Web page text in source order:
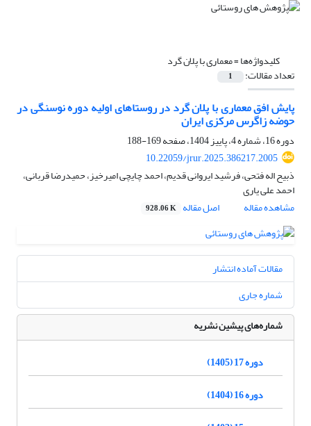
کلیدواژه‌ها =معماری با پلان گرد
تعداد مقالات: 1
پایش افق معماری با پلان گرد در روستاهای اولیه دوره‌ نوسنگی در
حوضه زاگرس مرکزی ایران
دوره 16، شماره 4، پاییز 1404، صفحه
169-188
10.22059/jrur.2025.386217.2005
ذبیح اله فتحی، فرشید ایروانی قدیم، احمد چایچی امیرخیز، حمیدرضا قربانی،
احمد علی یاری
مشاهده مقاله
اصل مقاله 928.06 K
مقالات آماده انتشار
شماره جاری
شماره‌های پیشین نشریه
دوره 17 (1405)
دوره 16 (1404)